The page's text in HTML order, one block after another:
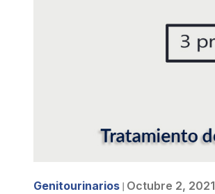
Genitourinarios ❘ Octubre 2, 2021